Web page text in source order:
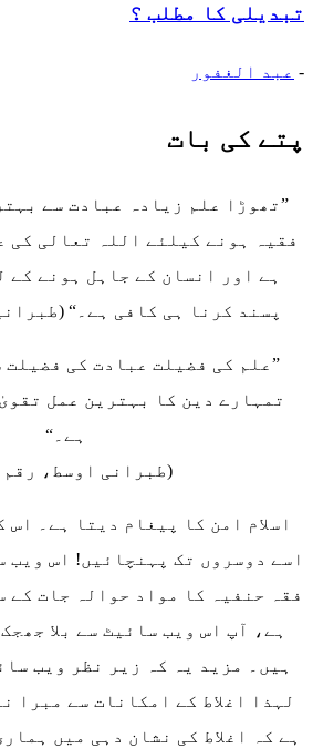
تبدیلی کا مطلب ؟
- عبد الغفور
پتے کی بات
”تھوڑا علم زیادہ عبادت سے
فقیہ ہونے کیلئے اللہ تعالی کی
ہے اور انسان کے جاہل ہونے کے
پسند کرنا ہی کافی ہے۔“ (طبرانی
”علم کی فضیلت عبادت کی فضیلت
تمہارے دین کا بہترین عمل
ہے۔“
(طبرانی اوسط، رقم 3960)
اسلام امن کا پیغام دیتا ہے۔ اس
اسے دوسروں تک پہنچائیں! اس ویب
فقہ حنفیہ کا مواد حوالہ جات کے
ہے، آپ اس ویب سائیٹ سے بلا
ہیں۔ مزید یہ کہ زیر نظر ویب
لہذا اغلاط کے امکانات سے مبرا
ہے کہ اغلاط کی نشان دہی میں